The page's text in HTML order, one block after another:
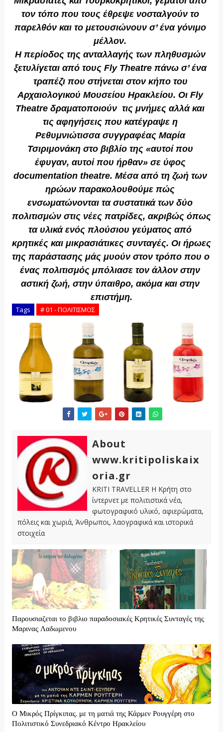
τον τόπο που τους έθρεψε νοσταλγούν το
παρελθόν και το μετουσιώνουν σ’ ένα γόνιμο
μέλλον.
Η περίοδος της ανταλλαγής των πληθυσμών
ξετυλίγεται από τους Fly Theatre πάνω σ’ ένα
τραπέζι που στήνεται στον κήπο του
Αρχαιολογικού Μουσείου Ηρακλείου. Οι Fly
Theatre δραματοποιούν  τις μνήμες αλλά και
τις αφηγήσεις που κατέγραψε η
Ρεθυμνιώτισσα συγγραφέας Μαρία
Τσιριμονάκη στο βιβλίο της «αυτοί που
έφυγαν, αυτοί που ήρθαν» σε ύφος
documentation theatre. Μέσα από τη ζωή των
ηρώων παρακολουθούμε πώς
ενσωματώνονται τα συστατικά των δύο
πολιτισμών στις νέες πατρίδες, ακριβώς όπως
τα υλικά ενός πλούσιου γεύματος από
κρητικές και μικρασιάτικες συνταγές. Οι ήρωες
της παράστασης μάς μυούν στον τρόπο που ο
ένας πολιτισμός μπόλιασε τον άλλον στην
αστική ζωή, στην ύπαιθρο, ακόμα και στην
επιστήμη.
Tags # 01 - ΠΟΛΙΤΙΣΜΟΣ
About
www.kritipoliskaix
oria.gr
KRITI TRAVELLER Η Κρήτη στο
ίντερνετ με πολιτιστικά νέα,
φωτογραφικό υλικό, αφιερώματα,
πόλεις και χωριά, Άνθρωποι, λαογραφικά και ιστορικά
στοιχεία
Παρουσιαζεται το βιβλιο παραδοσιακές Κρητικές Συνταγές της
Μαρινας Λαδωμενου
Ο Μικρός Πρίγκιπας, με τη ματιά της Κάρμεν Ρουγγέρη στο
Πολιτιστικό Συνεδριακό Κέντρο Ηρακλείου